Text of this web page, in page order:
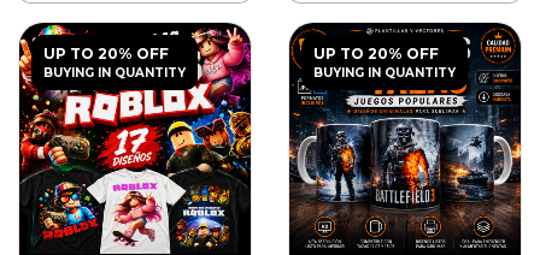
UP TO 20% OFF
BUYING IN QUANTITY
UP TO 20% OFF
BUYING IN QUANTITY